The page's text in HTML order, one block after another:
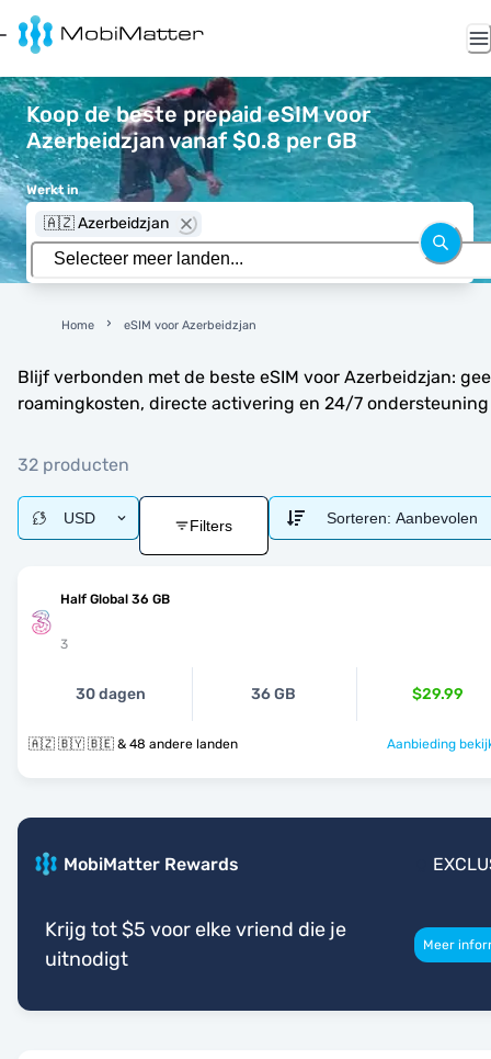
Koop de beste prepaid eSIM voor
Azerbeidzjan vanaf $0.8 per GB
Werkt in
🇦🇿 Azerbeidzjan
Home eSIM voor Azerbeidzjan
Blijf verbonden met de beste eSIM voor Azerbeidzjan:
roamingkosten, directe activering en 24/7 ondersteuning
32 producten
USD Filters Sorteren: Aanbevolen
Half Global 36 GB
3
30 dagen 36 GB $29.99
🇦🇿 🇧🇾 🇧🇪 & 48 andere landen Aanbieding
MobiMatter Rewards
Krijg tot $5 voor elke vriend die je
uitnodigt
Meer